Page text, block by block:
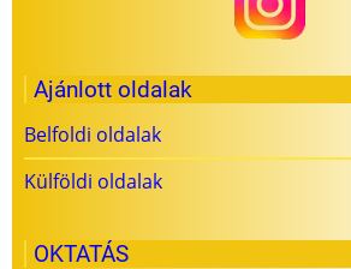
Ajánlott oldalak
Belfoldi oldalak
Külföldi oldalak
OKTATÁS